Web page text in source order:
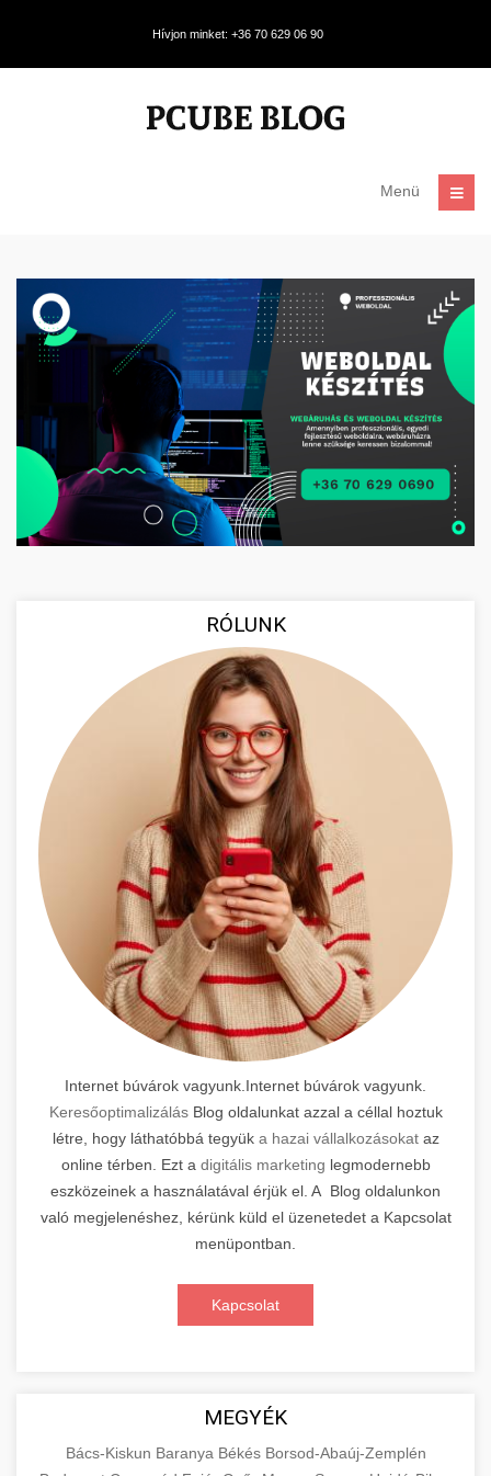
Hívjon minket: +36 70 629 06 90
Menü
RÓLUNK
Internet búvárok vagyunk.Internet búvárok vagyunk.
KeresőoptimalizálásBlog oldalunkat azzal a céllal hoztuk
létre, hogy láthatóbbá tegyük a hazai vállalkozásokataz
online térben. Ezt a digitális marketing legmodernebb
eszközeinek a használatával érjük el. A Blog oldalunkon
való megjelenéshez, kérünk küld el üzenetedet a Kapcsolat
menüpontban.
Kapcsolat
MEGYÉK
Bács-Kiskun Baranya Békés Borsod-Abaúj-Zemplén